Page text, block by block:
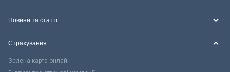
Новини та статті
Страхування
Зелена карта онлайн